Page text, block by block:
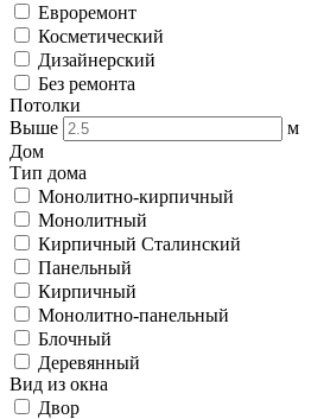
Евроремонт
Косметический
Дизайнерский
Без ремонта
Потолки
Выше
м
Дом
Тип дома
Монолитно-кирпичный
Монолитный
Кирпичный Сталинский
Панельный
Кирпичный
Монолитно-панельный
Блочный
Деревянный
Вид из окна
Двор